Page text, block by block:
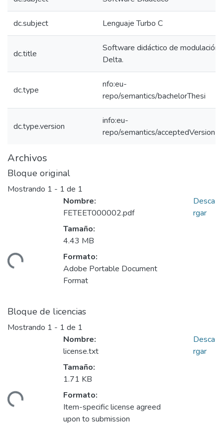
dc.subject Lenguaje Turbo C
dc.title
Software didáctico de modulación
Delta.
dc.type
nfo:eu-
repo/semantics/bachelorThesi
dc.type.version
info:eu-
repo/semantics/acceptedVersion
Archivos
Bloque original
Mostrando 1 - 1 de 1
Nombre:
FETEET000002.pdf
Tamaño:
4.43 MB
Formato:
Adobe Portable Document
Format
Desca
rgar
Bloque de licencias
Mostrando 1 - 1 de 1
Nombre:
license.txt
Tamaño:
1.71 KB
Formato:
Item-specific license agreed
upon to submission
Desca
rgar